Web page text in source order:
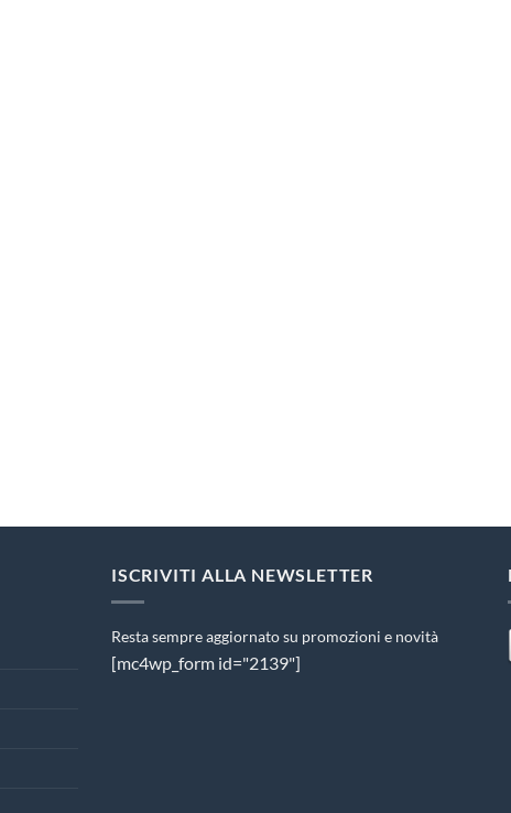
ISCRIVITI ALLA NEWSLETTER
Resta sempre aggiornato su promozioni e novità
[mc4wp_form id="2139"]